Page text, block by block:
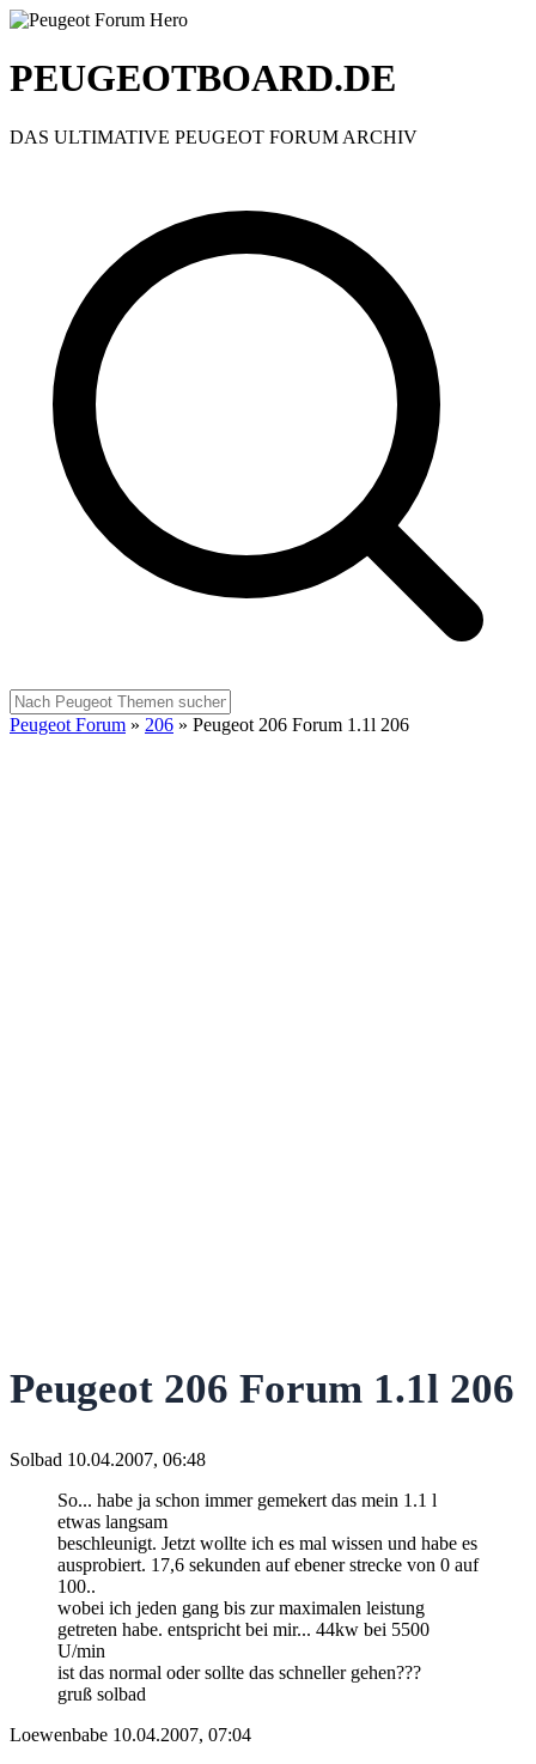
PEUGEOTBOARD.DE
DAS ULTIMATIVE PEUGEOT FORUM ARCHIV
Peugeot Forum » 206 » Peugeot 206 Forum 1.1l 206
Peugeot 206 Forum 1.1l 206
Solbad 10.04.2007, 06:48
So... habe ja schon immer gemekert das mein 1.1 l
etwas langsam
beschleunigt. Jetzt wollte ich es mal wissen und habe es
ausprobiert. 17,6 sekunden auf ebener strecke von 0 auf
100..
wobei ich jeden gang bis zur maximalen leistung
getreten habe. entspricht bei mir... 44kw bei 5500
U/min
ist das normal oder sollte das schneller gehen???
gruß solbad
Loewenbabe 10.04.2007, 07:04